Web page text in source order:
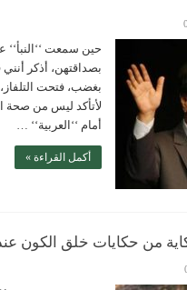
0
حين سمعت ‘‘النبأ‘‘
بصداقتهن، أذكر
بغضب، فتحت
لأتأكد ليس من صحة
أمام ‘‘العربية‘‘ …
أكمل القراءة »
من حكايات خلق الكون